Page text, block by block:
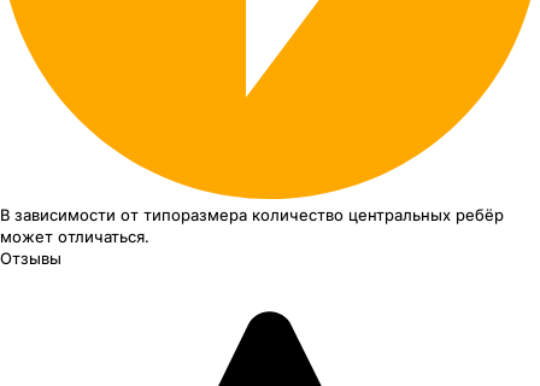
В зависимости от типоразмера количество центральных ребёр
может отличаться.
Отзывы